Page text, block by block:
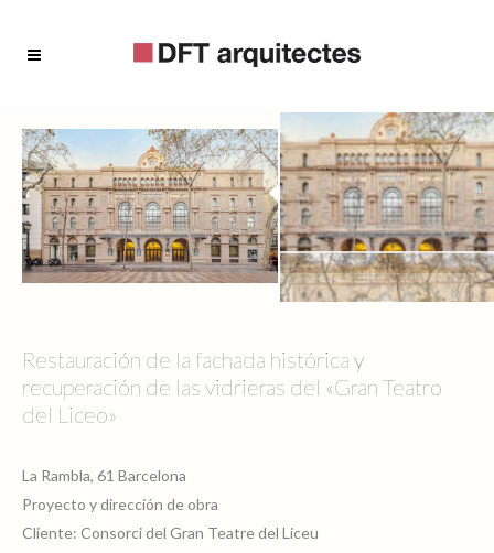
Restauración de la fachada histórica y
recuperación de las vidrieras del «Gran Teatro
del Liceo»
La Rambla, 61 Barcelona
Proyecto y dirección de obra
Cliente: Consorci del Gran Teatre del Liceu